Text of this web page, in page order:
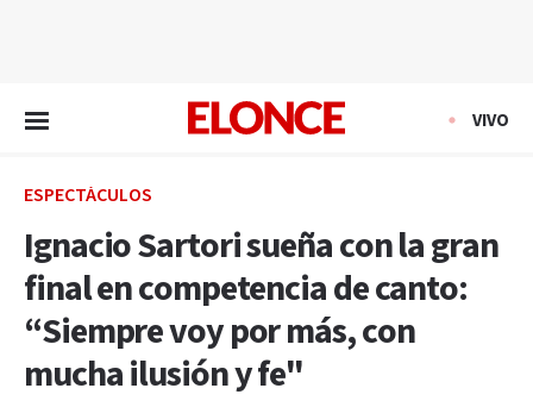
VIVO
ESPECTÁCULOS
Ignacio Sartori sueña con la gran
final en competencia de canto:
“Siempre voy por más, con
mucha ilusión y fe"